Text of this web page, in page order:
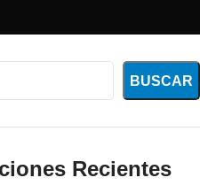
BUSCAR
Recientes